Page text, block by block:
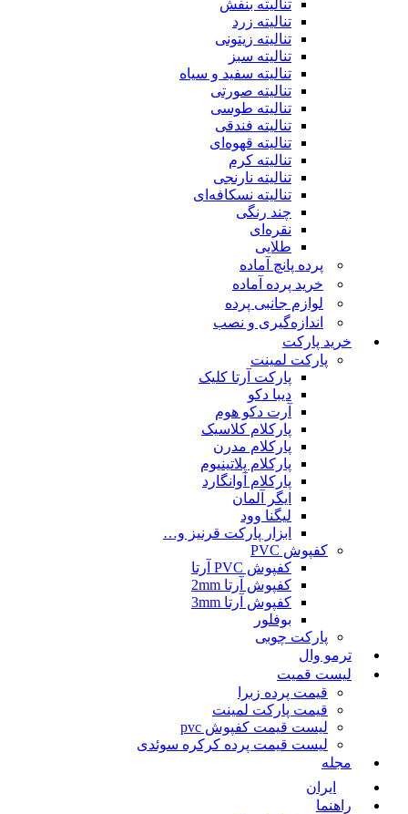
تنالیته بنفش
تنالیته زرد
تنالیته زیتونی
تنالیته سبز
تنالیته سفید و سیاه
تنالیته صورتی
تنالیته طوسی
تنالیته فندقی
تنالیته قهوه‌ای
تنالیته کرم
تنالیته نارنجی
تنالیته نسکافه‌ای
چند رنگی
نقره‌ای
پرده پانچ آماده
خرید پرده آماده
لوازم جانبی پرده
اندازه‌گیری و نصب
خرید پارکت
پارکت لمینت
پارکت آرتا کلیک
دیبا دکو
آرت دکو هوم
پارکلام کلاسیک
پارکلام مدرن
پارکلام پلاتینیوم
پارکلام آوانگارد
ایگر آلمان
لیگنا وود
ابزار پارکت قرنیز و…
کفپوش PVC
کفپوش PVC آرتا
کفپوش آرتا 2mm
کفپوش آرتا 3mm
بوفلور
پارکت چوبی
ترمو وال
لیست قمیت
قیمت پرده زبرا
قیمت پارکت لمینت
لیست قیمت کفپوش pvc
لیست قیمت پرده کرکره سوئدی
مجله
ایران
راهنما